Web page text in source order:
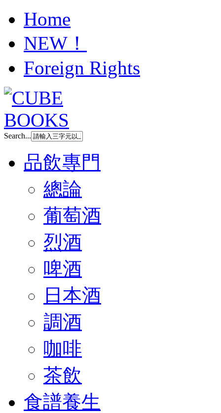
Home
NEW！
Foreign Rights
Search...
品飲專門
總論
葡萄酒
烈酒
啤酒
日本酒
調酒
咖啡
茶飲
食譜養生